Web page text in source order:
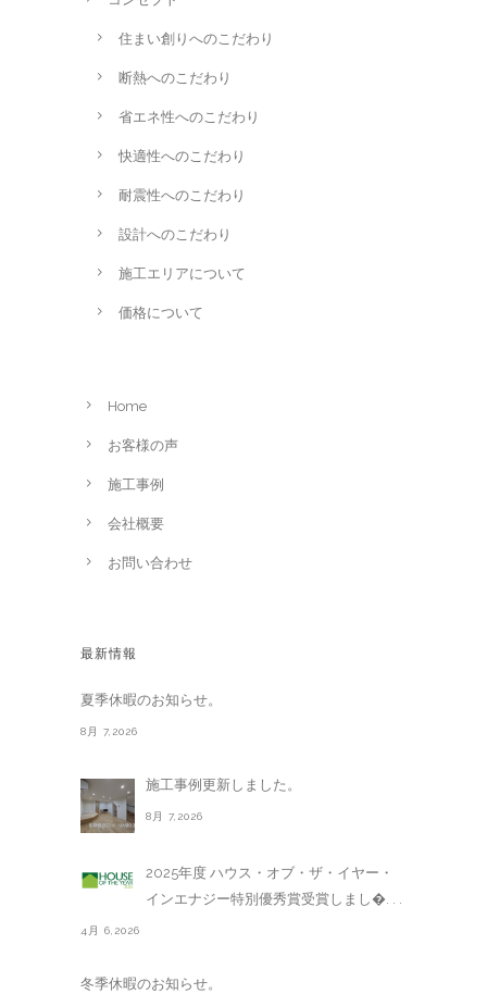
住まい創りへのこだわり
断熱へのこだわり
省エネ性へのこだわり
快適性へのこだわり
耐震性へのこだわり
設計へのこだわり
施工エリアについて
価格について
Home
お客様の声
施工事例
会社概要
お問い合わせ
最新情報
夏季休暇のお知らせ。
8月 7,2026
施工事例更新しました。
8月 7,2026
2025年度 ハウス・オブ・ザ・イヤー・
インエナジー特別優秀賞受賞しまし�. . .
4月 6,2026
冬季休暇のお知らせ。